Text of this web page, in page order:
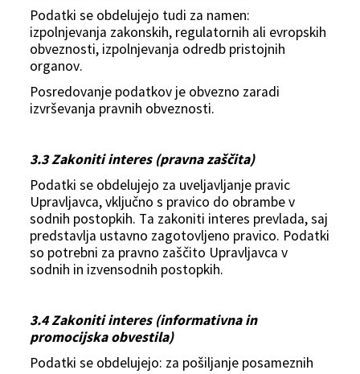
Podatki se obdelujejo tudi za namen:
izpolnjevanja zakonskih, regulatornih ali evropskih
obveznosti, izpolnjevanja odredb pristojnih
organov.
Posredovanje podatkov je obvezno zaradi
izvrševanja pravnih obveznosti.
3.3 Zakoniti interes (pravna zaščita)
Podatki se obdelujejo za uveljavljanje pravic
Upravljavca, vključno s pravico do obrambe v
sodnih postopkih. Ta zakoniti interes prevlada, saj
predstavlja ustavno zagotovljeno pravico. Podatki
so potrebni za pravno zaščito Upravljavca v
sodnih in izvensodnih postopkih.
3.4 Zakoniti interes (informativna in
promocijska obvestila)
Podatki se obdelujejo: za pošiljanje posameznih